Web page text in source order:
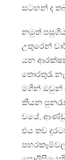
සටහන් ද
නමුත්
උතුරෙන්
යන
තොරතුරැ
මගින් ඔවුන්
කියන
වයේ,
එය තව